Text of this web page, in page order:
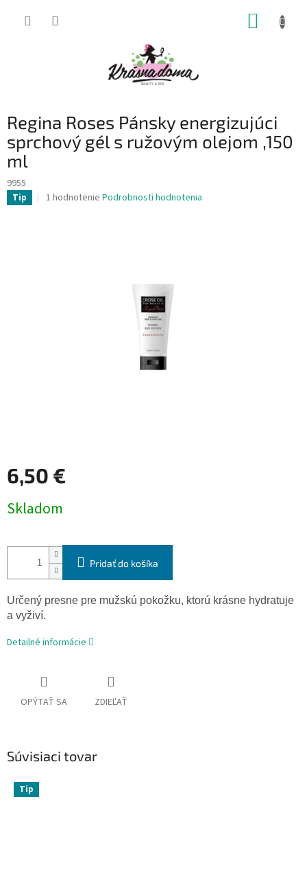
Regina Roses Pánsky energizujúci
sprchový gél s ružovým olejom ,150
ml
9955
Tip
Priemerné
1 hodnotenie Podrobnosti hodnotenia
6,50 €
cena:
Skladom
Pridať do košíka
Určený presne pre mužskú pokožku, ktorú krásne hydratuje
a vyživí.
Detailné informácie
OPÝTAŤ SA ZDIEĽAŤ
Súvisiaci tovar
Tip